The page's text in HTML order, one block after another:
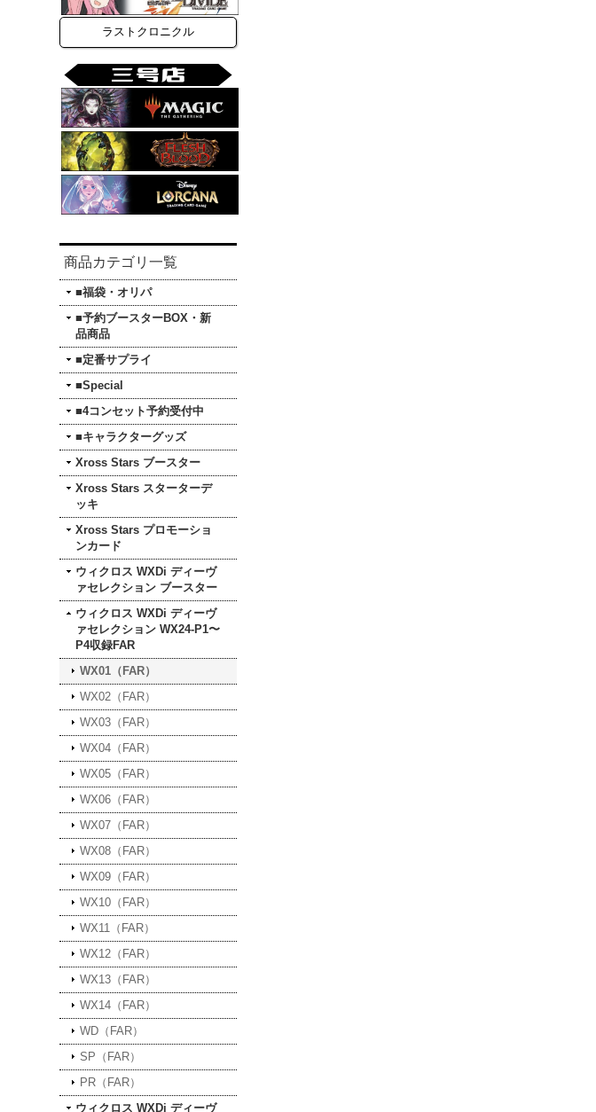
ラストクロニクル
商品カテゴリ一覧
■福袋・オリパ
■予約ブースターBOX・新
品商品
■定番サプライ
■Special
■4コンセット予約受付中
■キャラクターグッズ
Xross Stars ブースター
Xross Stars スターターデ
ッキ
Xross Stars プロモーショ
ンカード
ウィクロス WXDi ディーヴ
ァセレクション ブースター
ウィクロス WXDi ディーヴ
ァセレクション WX24-P1〜
P4収録FAR
WX01（FAR）
WX02（FAR）
WX03（FAR）
WX04（FAR）
WX05（FAR）
WX06（FAR）
WX07（FAR）
WX08（FAR）
WX09（FAR）
WX10（FAR）
WX11（FAR）
WX12（FAR）
WX13（FAR）
WX14（FAR）
WD（FAR）
SP（FAR）
PR（FAR）
ウィクロス WXDi ディーヴ